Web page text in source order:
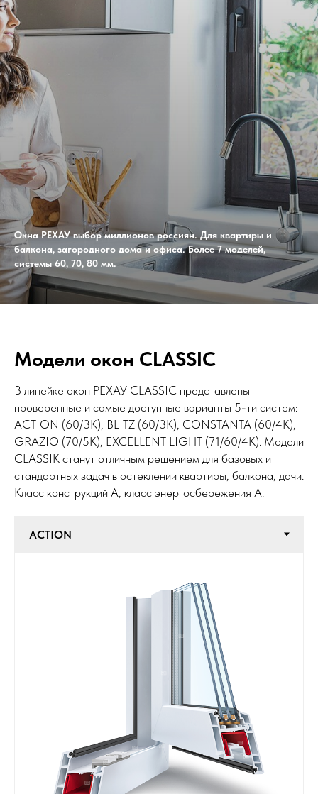
Окна РЕХАУ выбор миллионов россиян. Для квартиры и
балкона, загородного дома и офиса. Более 7 моделей,
системы 60, 70, 80 мм.
Модели окон CLASSIC
В линейке окон РЕХАУ CLASSIC представлены
проверенные и самые доступные варианты 5-ти систем:
ACTION (60/3К), BLITZ (60/3К), CONSTANTA (60/4К),
GRAZIO (70/5К), EXCELLENT LIGHT (71/60/4К). Модели
CLASSIK станут отличным решением для базовых и
стандартных задач в остеклении квартиры, балкона, дачи.
Класс конструкций А, класс энергосбережения А.